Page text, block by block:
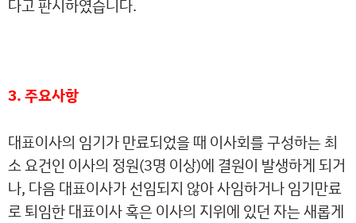
다고 판시하였습니다.
3. 주요사항
대표이사의 임기가 만료되었을 때 이사회를 구성하는 최
소 요건인 이사의 정원(3명 이상)에 결원이 발생하게 되거
나, 다음 대표이사가 선임되지 않아 사임하거나 임기만료
로 퇴임한 대표이사 혹은 이사의 지위에 있던 자는 새롭게